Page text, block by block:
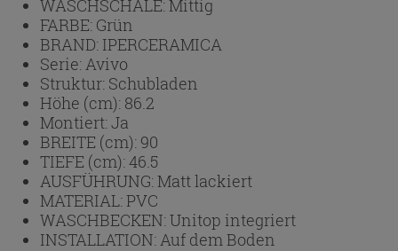
WASCHSCHALE:Mittig
FARBE: Grün
BRAND: IPERCERAMICA
Serie: Avivo
Struktur: Schubladen
Höhe (cm): 86.2
Montiert:Ja
BREITE (cm): 90
TIEFE (cm):46.5
AUSFÜHRUNG:Matt lackiert
MATERIAL:PVC
WASCHBECKEN:Unitop integriert
INSTALLATION: Auf dem Boden